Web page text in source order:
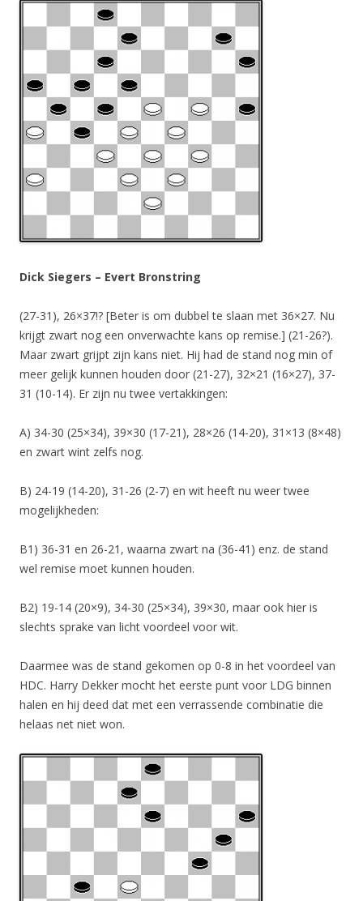
Dick Siegers – Evert Bronstring
(27-31), 26×37!? [Beter is om dubbel te slaan met 36×27. Nu
krijgt zwart nog een onverwachte kans op remise.] (21-26?).
Maar zwart grijpt zijn kans niet. Hij had de stand nog min of
meer gelijk kunnen houden door (21-27), 32×21 (16×27), 37-
31 (10-14). Er zijn nu twee vertakkingen:
A) 34-30 (25×34), 39×30 (17-21), 28×26 (14-20), 31×13 (8×48)
en zwart wint zelfs nog.
B) 24-19 (14-20), 31-26 (2-7) en wit heeft nu weer twee
mogelijkheden:
B1) 36-31 en 26-21, waarna zwart na (36-41) enz. de stand
wel remise moet kunnen houden.
B2) 19-14 (20×9), 34-30 (25×34), 39×30, maar ook hier is
slechts sprake van licht voordeel voor wit.
Daarmee was de stand gekomen op 0-8 in het voordeel van
HDC. Harry Dekker mocht het eerste punt voor LDG binnen
halen en hij deed dat met een verrassende combinatie die
helaas net niet won.